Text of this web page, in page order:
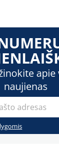
apie
naujienas